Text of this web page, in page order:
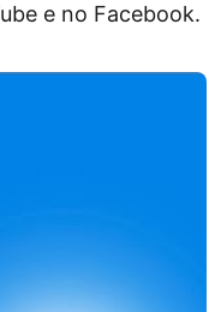
e no Facebook.